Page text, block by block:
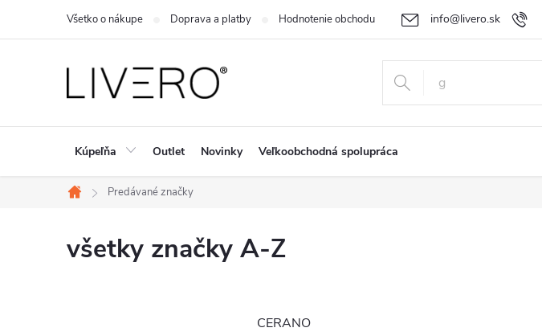
info@livero.sk
Všetko o nákupe Doprava a platby Hodnotenie obchodu Vrátenie tovaru a reklamácia
Kúpeľňa Outlet Novinky Veľkoobchodná spolupráca
Domov
Predávané značky
všetky značky A-Z
CERANO